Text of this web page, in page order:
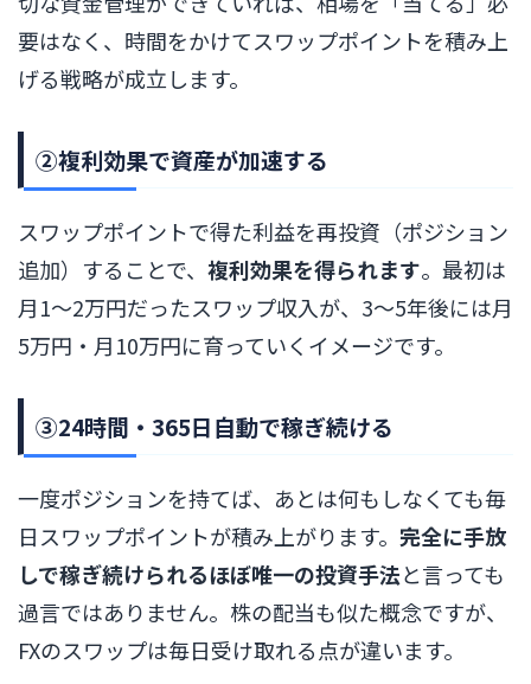
要はなく、時間をかけてスワップポイントを積み上
げる戦略が成立します。
②複利効果で資産が加速する
スワップポイントで得た利益を再投資（ポジション
追加）することで、 複利効果を得られます。最初は
月1〜2万円だったスワップ収入が、3〜5年後には月
5万円・月10万円に育っていくイメージです。
③24時間・365日自動で稼ぎ続ける
一度ポジションを持てば、あとは何もしなくても毎
日スワップポイントが積み上がります。 完全に手放
しで稼ぎ続けられるほぼ唯一の投資手法と言っても
過言ではありません。株の配当も似た概念ですが、
FXのスワップは毎日受け取れる点が違います。